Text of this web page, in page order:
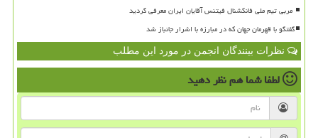
گفتگو با قهرمان جهان که در مبارزه با اشرار جانباز شد
نظرات بینندگان انجمن در مورد این مطلب
لطفا شما همنظر دهید